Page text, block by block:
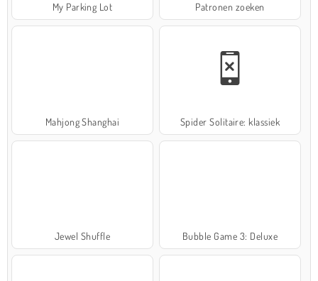
My Parking Lot Patronen zoeken
Mahjong Shanghai Spider Solitaire: klassiek
Jewel Shuffle Bubble Game 3: Deluxe